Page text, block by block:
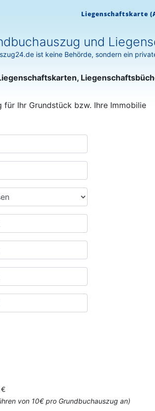
Liegenschaftskarte
und
ist keine Behörde, sondern ein
für Ihr Grundstück bzw. Ihre Immobilie
von 10€ pro Grundbuchauszug an)